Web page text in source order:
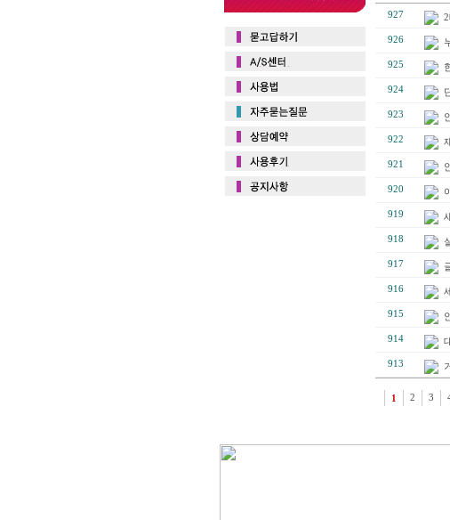
927
926
925
924
923
922
921
920
919
918
917
916
915
914
913
1 2 3